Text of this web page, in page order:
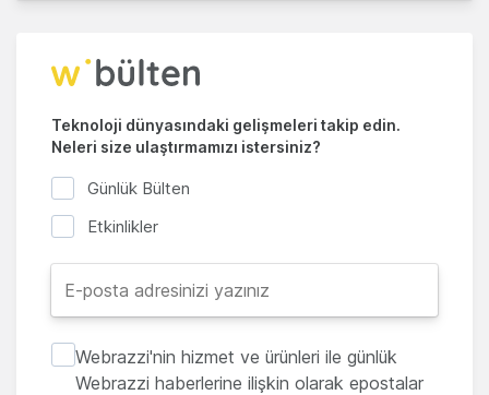
Teknoloji dünyasındaki gelişmeleri takip edin.
Neleri size ulaştırmamızı istersiniz?
Günlük Bülten
Etkinlikler
Webrazzi'nin hizmet ve ürünleri ile günlük
Webrazzi haberlerine ilişkin olarak epostalar